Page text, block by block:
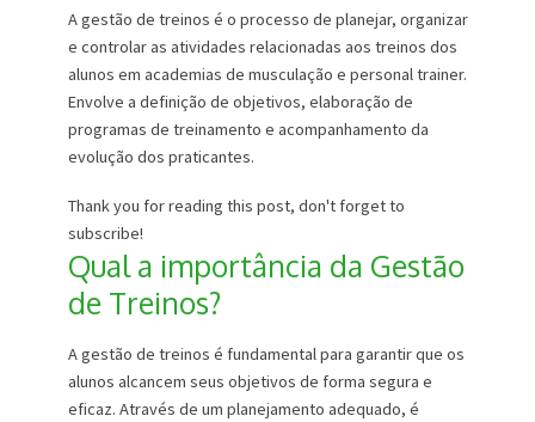
A gestão de treinos é o processo de planejar, organizar
e controlar as atividades relacionadas aos treinos dos
alunos em academias de musculação e personal trainer.
Envolve a definição de objetivos, elaboração de
programas de treinamento e acompanhamento da
evolução dos praticantes.
Thank you for reading this post, don't forget to
subscribe!
Qual a importância da Gestão
de Treinos?
A gestão de treinos é fundamental para garantir que os
alunos alcancem seus objetivos de forma segura e
eficaz. Através de um planejamento adequado, é